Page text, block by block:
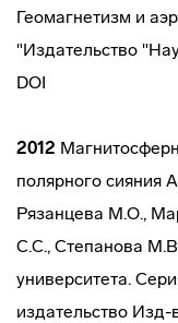
Геомагнетизм и
"Издательство
DOI
2012
полярного сияния
Рязанцева М.О.,
С.С., Степанова
университета.
издательство